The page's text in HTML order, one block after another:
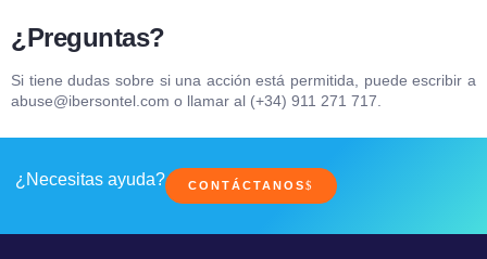
¿Preguntas?
Si tiene dudas sobre si una acción está permitida, puede escribir a
abuse@ibersontel.com o llamar al (+34) 911 271 717.
¿Necesitas ayuda? CONTÁCTANOS